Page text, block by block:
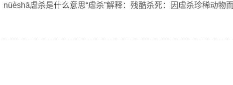
nüèshā虐杀是什么意思“虐杀”解释：残酷杀死：因虐杀珍稀动物